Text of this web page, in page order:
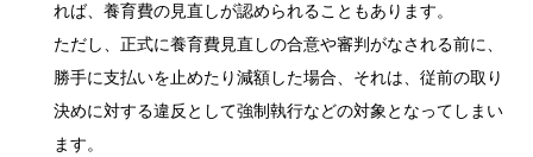
れば、養育費の見直しが認められることもあります。
ただし、正式に養育費見直しの合意や審判がなされる前に、
勝手に支払いを止めたり減額した場合、それは、従前の取り
決めに対する違反として強制執行などの対象となってしまい
ます。